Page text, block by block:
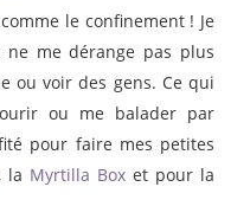
le confinement ! Je
ne me dérange pas plus
ou voir des gens. Ce qui
ou me balader par
pour faire mes petites
la Myrtilla Box et pour la